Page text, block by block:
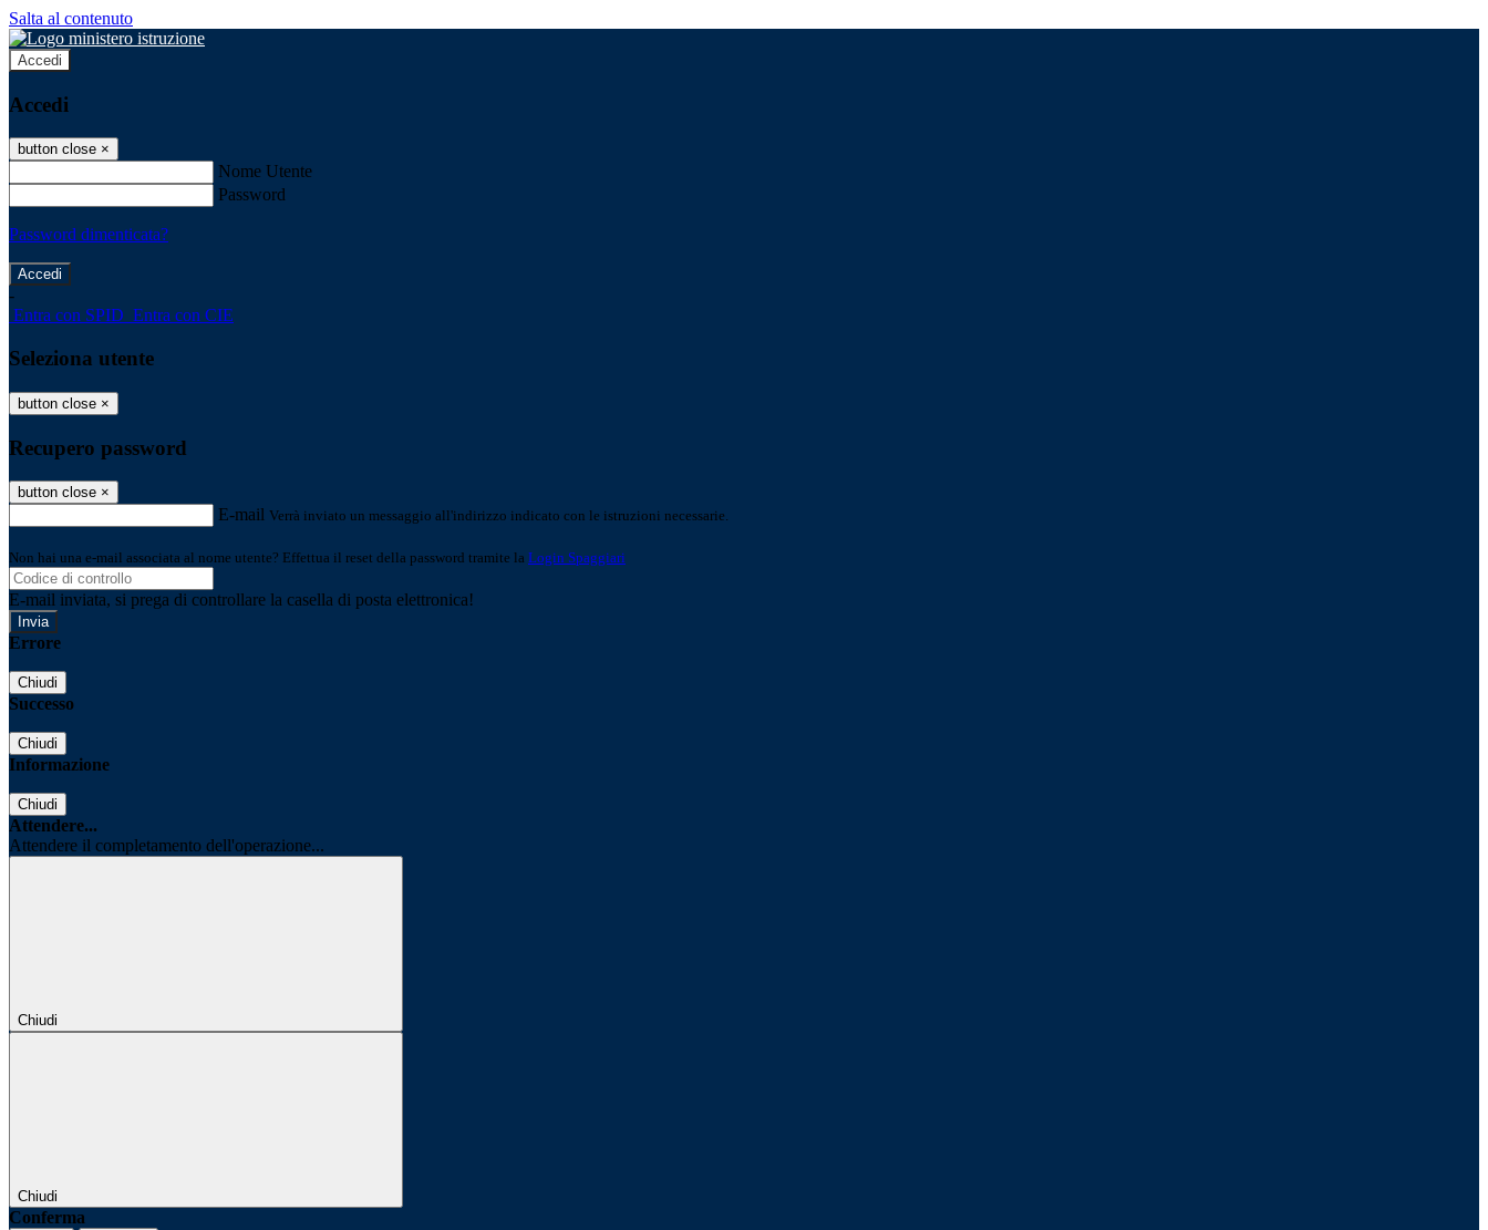
Salta al contenuto
Accedi
Accedi
button close ×
Nome Utente
Password
Password dimenticata?
-
Entra con SPID Entra con CIE
Seleziona utente
button close ×
Recupero password
button close ×
E-mail Verrà inviato un messaggio all'indirizzo indicato con le istruzioni necessarie.
Non hai una e-mail associata al nome utente? Effettua il reset della password tramite la Login Spaggiari
E-mail inviata, si prega di controllare la casella di posta elettronica!
Errore
Chiudi
Successo
Chiudi
Informazione
Chiudi
Attendere...
Attendere il completamento dell'operazione...
Chiudi
Chiudi
Conferma